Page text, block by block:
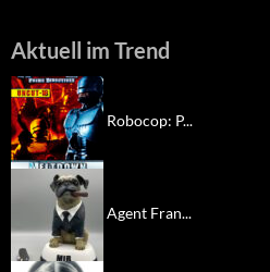
Aktuell im Trend
Robocop: P...
Agent Fran...